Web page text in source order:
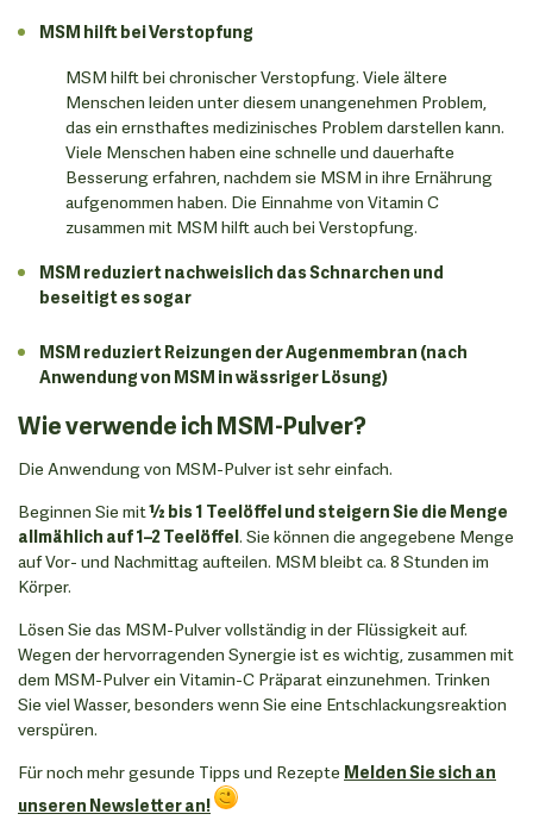
MSM hilft bei Verstopfung
MSM hilft bei chronischer Verstopfung. Viele ältere
Menschen leiden unter diesem unangenehmen Problem,
das ein ernsthaftes medizinisches Problem darstellen kann.
Viele Menschen haben eine schnelle und dauerhafte
Besserung erfahren, nachdem sie MSM in ihre Ernährung
aufgenommen haben. Die Einnahme von Vitamin C
zusammen mit MSM hilft auch bei Verstopfung.
MSM reduziert nachweislich das Schnarchen und
beseitigt es sogar
MSM reduziert Reizungen der Augenmembran (nach
Anwendung von MSM in wässriger Lösung)
Wie verwende ich MSM-Pulver?
Die Anwendung von MSM-Pulver ist sehr einfach.
Beginnen Sie mit½ bis 1 Teelöffel und steigern Sie die Menge
allmählich auf 1–2 Teelöffel. Sie können die angegebene Menge
auf Vor- und Nachmittag aufteilen. MSM bleibt ca. 8 Stunden im
Körper.
Lösen Sie das MSM-Pulver vollständig in der Flüssigkeit auf.
Wegen der hervorragenden Synergie ist es wichtig, zusammen mit
dem MSM-Pulver ein Vitamin-C Präparat einzunehmen. Trinken
Sie viel Wasser, besonders wenn Sie eine Entschlackungsreaktion
verspüren.
Für noch mehr gesunde Tipps und Rezepte Melden Sie sich an
unseren Newsletter an!